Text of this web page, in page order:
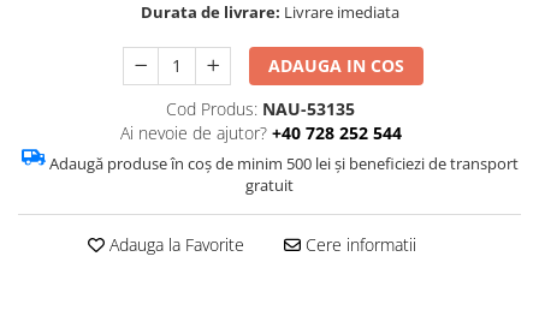
Durata de livrare: Livrare imediata
ADAUGA IN COS
Cod Produs: NAU-53135
Ai nevoie de ajutor? +40 728 252 544
Adaugă produse în coș de minim 500 lei și beneficiezi de transport
gratuit
Adauga la Favorite Cere informatii